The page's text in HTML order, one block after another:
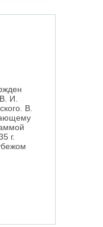
И.
В.
г.